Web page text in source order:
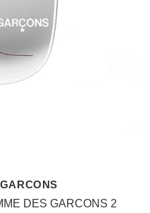
DES GARCONS 2